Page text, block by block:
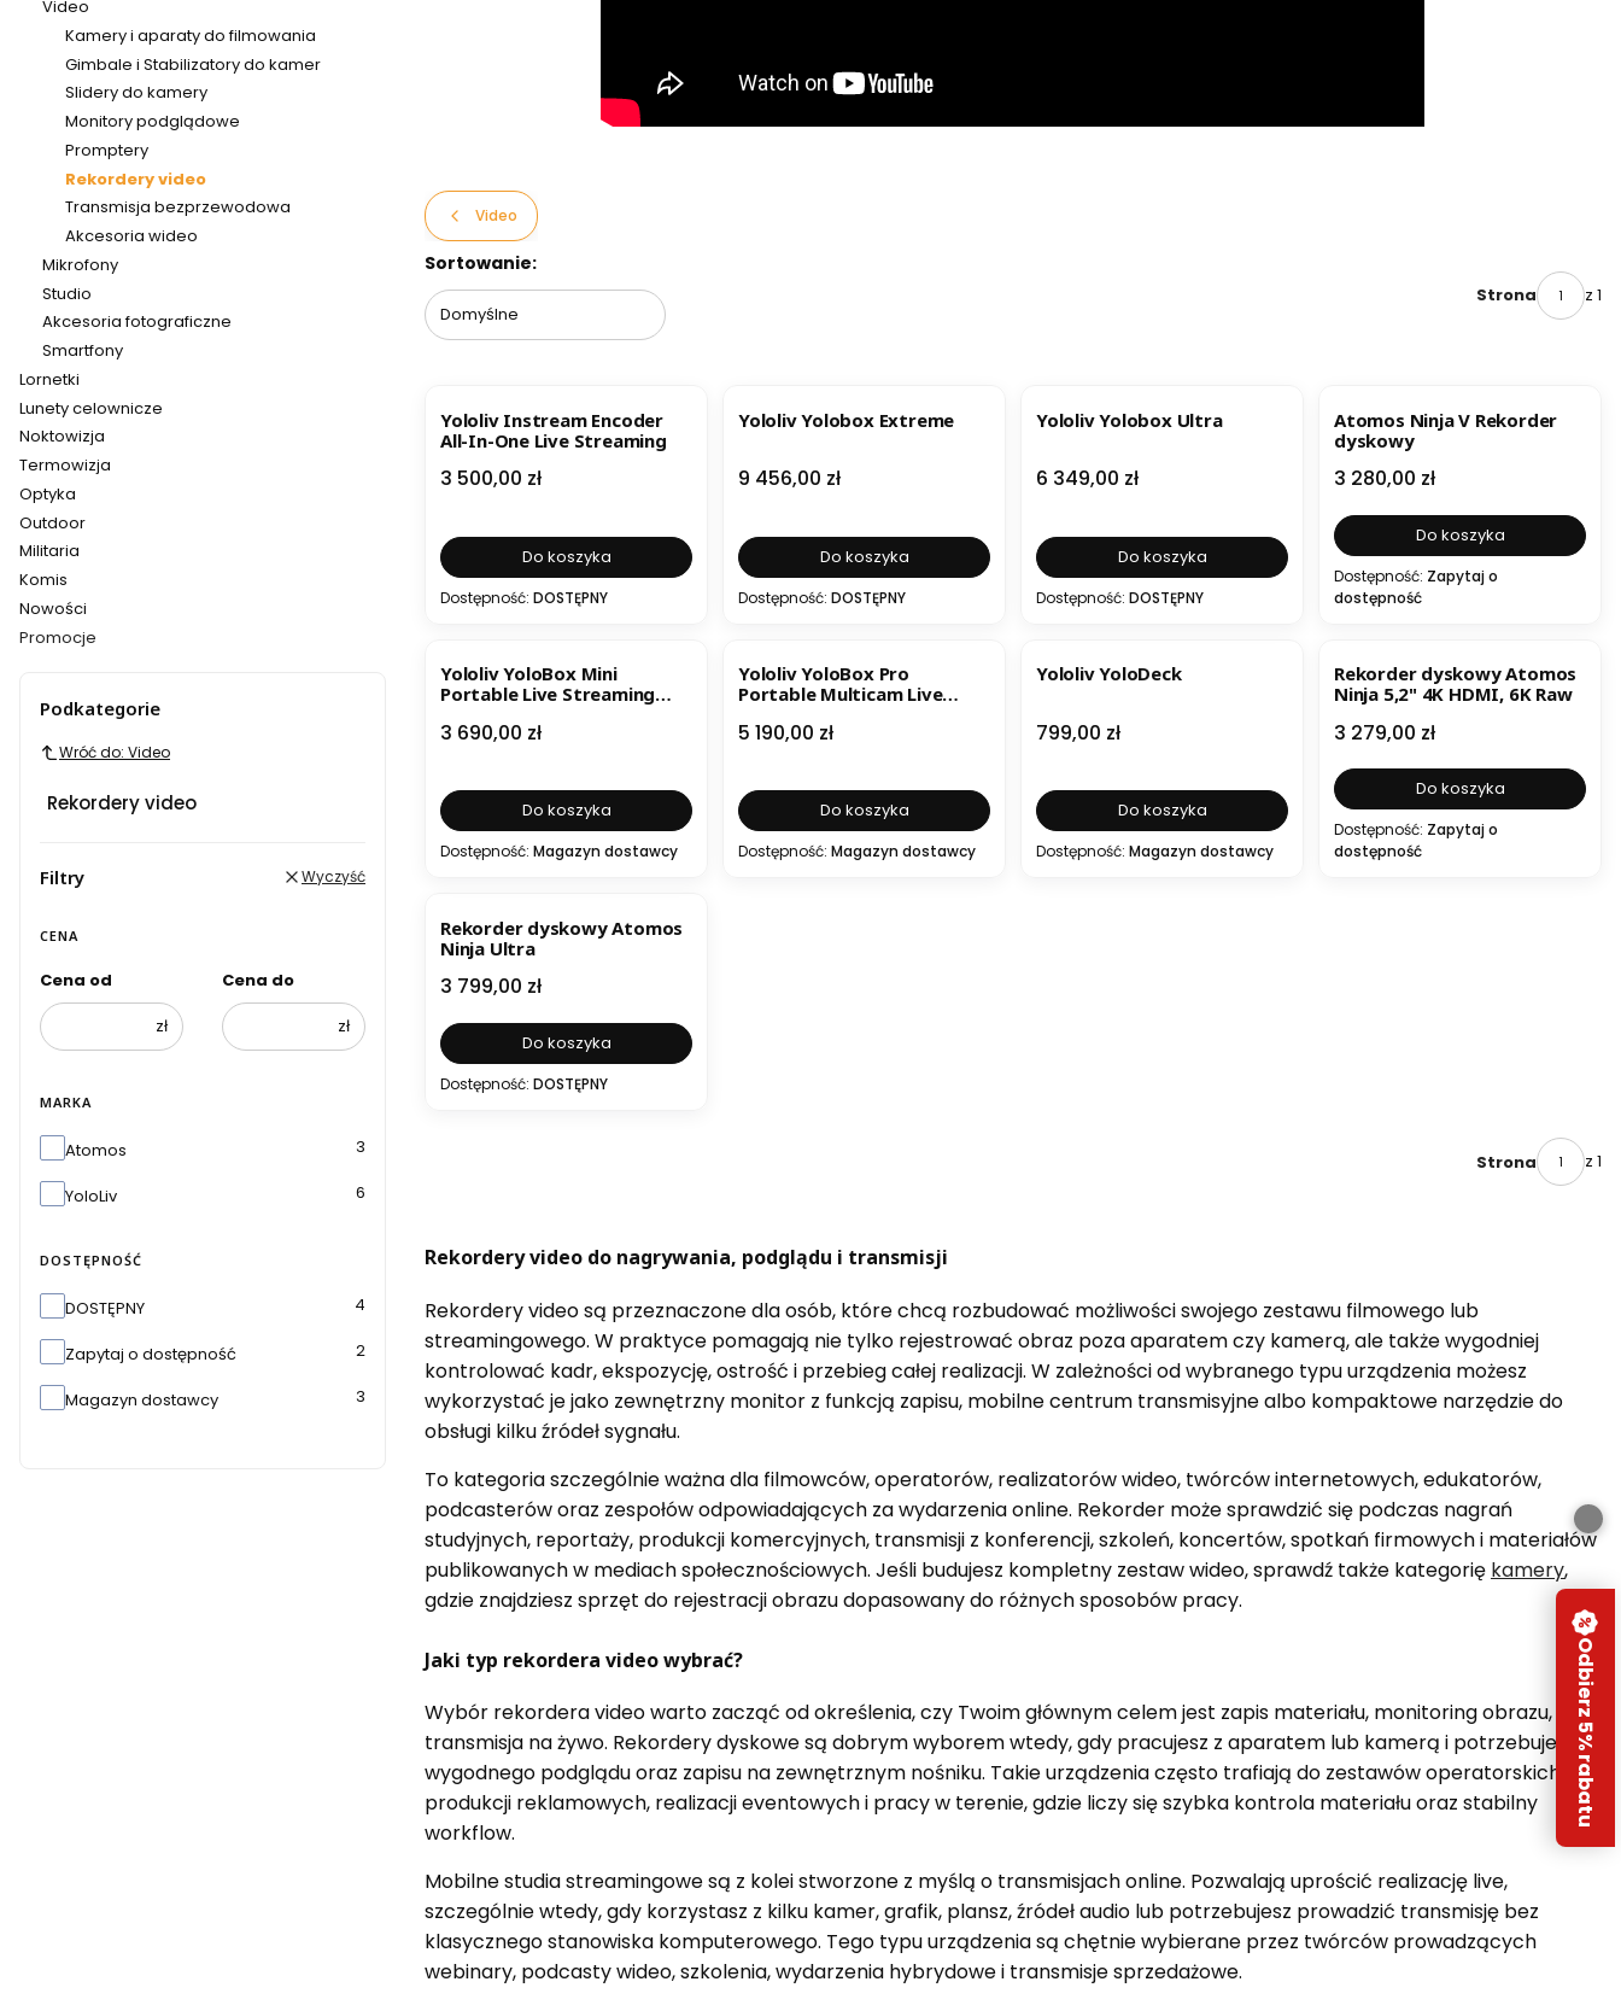
Video
Kamery i aparaty do filmowania
Gimbale i Stabilizatory do kamer
Slidery do kamery
Monitory podglądowe
Promptery
Rekordery video
Transmisja bezprzewodowa
Akcesoria wideo
Mikrofony
Studio
Akcesoria fotograficzne
Smartfony
Lornetki
Lunety celownicze
Noktowizja
Termowizja
Optyka
Outdoor
Militaria
Komis
Nowości
Promocje
Podkategorie
Wróć do: Video
Rekordery video
Filtry Wyczyść
CENA
Cena od
zł
Cena do
zł
MARKA
Marka
Atomos 3
YoloLiv 6
DOSTĘPNOŚĆ
Dostępność
DOSTĘPNY 4
Zapytaj o dostępność 2
Magazyn dostawcy 3
Video
Lista produktów
Sortowanie:
Domyślne
Strona z 1
Yololiv Instream Encoder
All-In-One Live Streaming
Cena
3 500,00 zł
Do koszyka
Dostępność: DOSTĘPNY
Yololiv Yolobox Extreme
Cena
9 456,00 zł
Do koszyka
Dostępność: DOSTĘPNY
Yololiv Yolobox Ultra
Cena
6 349,00 zł
Do koszyka
Dostępność: DOSTĘPNY
Atomos Ninja V Rekorder
dyskowy
Cena
3 280,00 zł
Do koszyka
Dostępność: Zapytaj o
dostępność
Yololiv YoloBox Mini
Portable Live Streaming
Cena
3 690,00 zł
Do koszyka
Dostępność: Magazyn dostawcy
Yololiv YoloBox Pro
Portable Multicam Live
Cena
5 190,00 zł
Do koszyka
Dostępność: Magazyn dostawcy
Yololiv YoloDeck
Cena
799,00 zł
Do koszyka
Dostępność: Magazyn dostawcy
Rekorder dyskowy Atomos
Ninja 5,2" 4K HDMI, 6K Raw
Cena
3 279,00 zł
Do koszyka
Dostępność: Zapytaj o
dostępność
Rekorder dyskowy Atomos
Ninja Ultra
Cena
3 799,00 zł
Do koszyka
Dostępność: DOSTĘPNY
Strona z 1
Rekordery video do nagrywania, podglądu i transmisji
Rekordery video są przeznaczone dla osób, które chcą rozbudować możliwości swojego zestawu filmowego lub
streamingowego. W praktyce pomagają nie tylko rejestrować obraz poza aparatem czy kamerą, ale także wygodniej
kontrolować kadr, ekspozycję, ostrość i przebieg całej realizacji. W zależności od wybranego typu urządzenia możesz
wykorzystać je jako zewnętrzny monitor z funkcją zapisu, mobilne centrum transmisyjne albo kompaktowe narzędzie do
obsługi kilku źródeł sygnału.
To kategoria szczególnie ważna dla filmowców, operatorów, realizatorów wideo, twórców internetowych, edukatorów,
podcasterów oraz zespołów odpowiadających za wydarzenia online. Rekorder może sprawdzić się podczas nagrań
studyjnych, reportaży, produkcji komercyjnych, transmisji z konferencji, szkoleń, koncertów, spotkań firmowych i materiałów
publikowanych w mediach społecznościowych. Jeśli budujesz kompletny zestaw wideo, sprawdź także kategorię kamery,
gdzie znajdziesz sprzęt do rejestracji obrazu dopasowany do różnych sposobów pracy.
Jaki typ rekordera video wybrać?
Wybór rekordera video warto zacząć od określenia, czy Twoim głównym celem jest zapis materiału, monitoring obrazu, czy
transmisja na żywo. Rekordery dyskowe są dobrym wyborem wtedy, gdy pracujesz z aparatem lub kamerą i potrzebujesz
wygodnego podglądu oraz zapisu na zewnętrznym nośniku. Takie urządzenia często trafiają do zestawów operatorskich,
produkcji reklamowych, realizacji eventowych i pracy w terenie, gdzie liczy się szybka kontrola materiału oraz stabilny
workflow.
Mobilne studia streamingowe są z kolei stworzone z myślą o transmisjach online. Pozwalają uprościć realizację live,
szczególnie wtedy, gdy korzystasz z kilku kamer, grafik, plansz, źródeł audio lub potrzebujesz prowadzić transmisję bez
klasycznego stanowiska komputerowego. Tego typu urządzenia są chętnie wybierane przez twórców prowadzących
webinary, podcasty wideo, szkolenia, wydarzenia hybrydowe i transmisje sprzedażowe.
Odbierz 5% rabatu